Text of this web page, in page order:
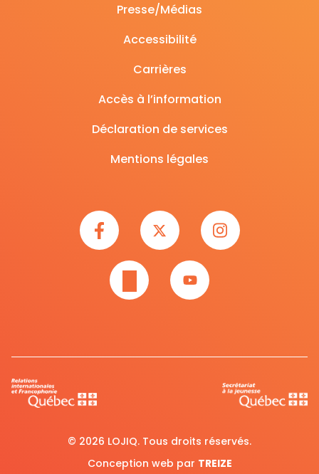
Presse/Médias
Accessibilité
Carrières
Accès à l’information
Déclaration de services
Mentions légales
© 2026 LOJIQ. Tous droits réservés.
Conception web par TREIZE